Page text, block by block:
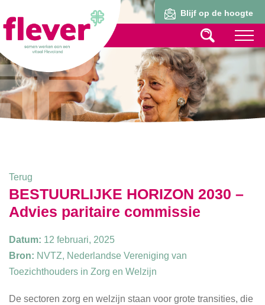
Blijf op de hoogte
Terug
BESTUURLIJKE HORIZON 2030 –
Advies paritaire commissie
Datum: 12 februari, 2025
Bron: NVTZ, Nederlandse Vereniging van
Toezichthouders in Zorg en Welzijn
De sectoren zorg en welzijn staan voor grote transities, die